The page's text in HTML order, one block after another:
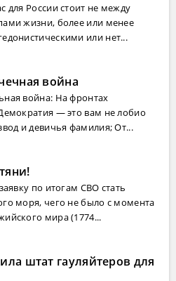
для России стоит не между
жизни, более или менее
или нет...
война
война: На фронтах
— это вам не лобио
и девичья фамилия; От...
по итогам СВО стать
моря, чего не было с момента
мира (1774...
штат гауляйтеров для